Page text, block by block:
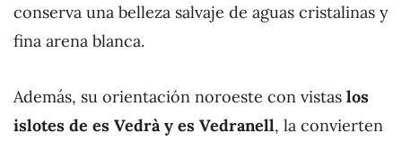
conserva una belleza salvaje de aguas cristalinas y
fina arena blanca.
Además, su orientación noroeste con vistas los
islotes de es Vedrà y es Vedranell, la convierten